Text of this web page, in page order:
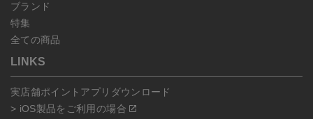
ブランド
特集
全ての商品
LINKS
実店舗ポイントアプリダウンロード
> iOS製品をご利用の場合